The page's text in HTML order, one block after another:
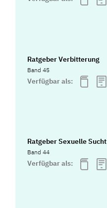
Ratgeber Verbitterung
Band 45
Verfügbar als:
Ratgeber Sexuelle Sucht
Band 44
Verfügbar als: